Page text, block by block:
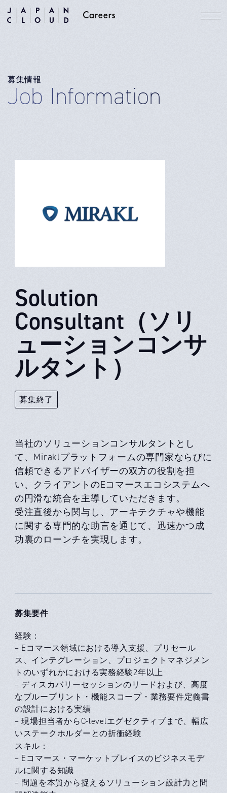
募集情報
Job Information
Solution
Consultant（ソリ
ューションコンサ
ルタント）
募集終了
当社のソリューションコンサルタントとし
て、Miraklプラットフォームの専門家ならびに
信頼できるアドバイザーの双方の役割を担
い、クライアントのEコマースエコシステムへ
の円滑な統合を主導していただきます。
受注直後から関与し、アーキテクチャや機能
に関する専門的な助言を通じて、迅速かつ成
功裏のローンチを実現します。
募集要件
経験：
– Eコマース領域における導入支援、プリセール
ス、インテグレーション、プロジェクトマネジメン
トのいずれかにおける実務経験2年以上
– ディスカバリーセッションのリードおよび、高度
なブループリント・機能スコープ・業務要件定義書
の設計における実績
– 現場担当者からC-levelエグゼクティブまで、幅広
いステークホルダーとの折衝経験
スキル：
– Eコマース・マーケットプレイスのビジネスモデ
ルに関する知識
– 問題を本質から捉えるソリューション設計力と問